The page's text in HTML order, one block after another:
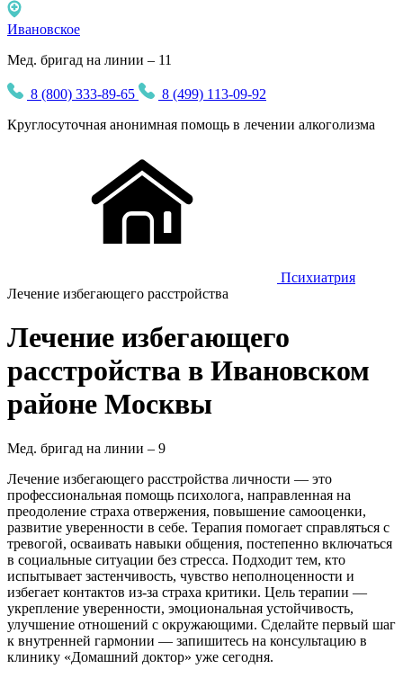
Ивановское
Мед. бригад на линии – 11
8 (800) 333-89-65
8 (499) 113-09-92
Круглосуточная анонимная помощь в лечении алкоголизма
Психиатрия
Лечение избегающего расстройства
Лечение избегающего
расстройства в Ивановском
районе Москвы
Мед. бригад на линии – 9
Лечение избегающего расстройства личности — это
профессиональная помощь психолога, направленная на
преодоление страха отвержения, повышение самооценки,
развитие уверенности в себе. Терапия помогает справляться с
тревогой, осваивать навыки общения, постепенно включаться
в социальные ситуации без стресса. Подходит тем, кто
испытывает застенчивость, чувство неполноценности и
избегает контактов из-за страха критики. Цель терапии —
укрепление уверенности, эмоциональная устойчивость,
улучшение отношений с окружающими. Сделайте первый шаг
к внутренней гармонии — запишитесь на консультацию в
клинику «Домашний доктор» уже сегодня.